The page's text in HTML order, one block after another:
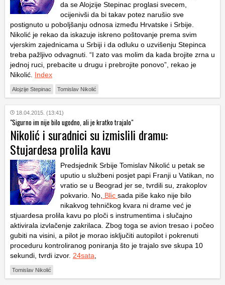
da se Alojzije Stepinac proglasi svecem,
ocijenivši da bi takav potez narušio sve
postignuto u poboljšanju odnosa između Hrvatske i Srbije.
Nikolić je rekao da iskazuje iskreno poštovanje prema svim
vjerskim zajednicama u Srbiji i da odluku o uzvišenju Stepinca
treba pažljivo odvagnuti. “I zato vas molim da kada brojite zrna u
jednoj ruci, prebacite u drugu i prebrojite ponovo”, rekao je
Nikolić. Index
Alojzije Stepinac Tomislav Nikolić
18.04.2015. (13:41)
"Sigurno im nije bilo ugodno, ali je kratko trajalo"
Nikolić i suradnici su izmislili dramu:
Stujardesa prolila kavu
Predsjednik Srbije Tomislav Nikolić u petak se
uputio u službeni posjet papi Franji u Vatikan, no
vratio se u Beograd jer se, tvrdili su, zrakoplov
pokvario. No, Blic sada piše kako nije bilo
nikakvog tehničkog kvara ni drame već je
stjuardesa prolila kavu po ploči s instrumentima i slučajno
aktivirala izvlačenje zakrilaca. Zbog toga se avion tresao i počeo
gubiti na visini, a pilot je morao isključiti autopilot i pokrenuti
proceduru kontroliranog poniranja što je trajalo sve skupa 10
sekundi, tvrdi izvor. 24sata
Tomislav Nikolić